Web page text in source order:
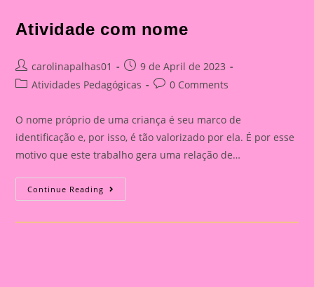
Atividade com nome
Post
author:
carolinapalhas01
Post
published:
9 de April de 2023
PostAtividades Pedagógicas
Post0 Comments
O nome próprio de uma criança é seu marco de
identificação e, por isso, é tão valorizado por ela. É por esse
motivo que este trabalho gera uma relação de…
Continue Reading Atividade
Com